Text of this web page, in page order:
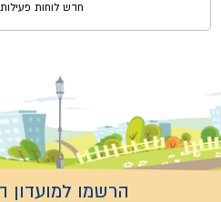
חדש לוחות
הרשמו למועדון